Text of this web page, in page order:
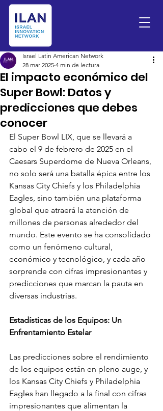
El impacto económico del
Super Bowl: Datos y
predicciones que debes
conocer
Israel Latin American Network
28 mar 2025 4 min de lectura
El Super Bowl LIX, que se llevará a
cabo el 9 de febrero de 2025 en el
Caesars Superdome de Nueva Orleans,
no solo será una batalla épica entre los
Kansas City Chiefs y los Philadelphia
Eagles, sino también una plataforma
global que atraerá la atención de
millones de personas alrededor del
mundo. Este evento se ha consolidado
como un fenómeno cultural,
económico y tecnológico, y cada año
sorprende con cifras impresionantes y
predicciones que marcan la pauta en
diversas industrias.
Estadísticas de los Equipos: Un
Enfrentamiento Estelar
Las predicciones sobre el rendimiento
de los equipos están en pleno auge, y
los Kansas City Chiefs y Philadelphia
Eagles han llegado a la final con cifras
impresionantes que alimentan la